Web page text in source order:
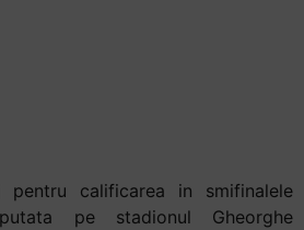
calificarea in smifinalele
pe stadionul Gheorghe